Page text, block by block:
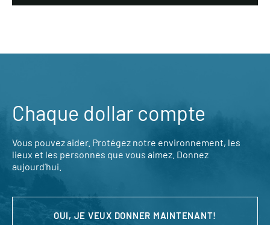
Chaque dollar compte
Vous pouvez aider. Protégez notre environnement, les
lieux et les personnes que vous aimez. Donnez
aujourd’hui.
OUI, JE VEUX DONNER MAINTENANT!